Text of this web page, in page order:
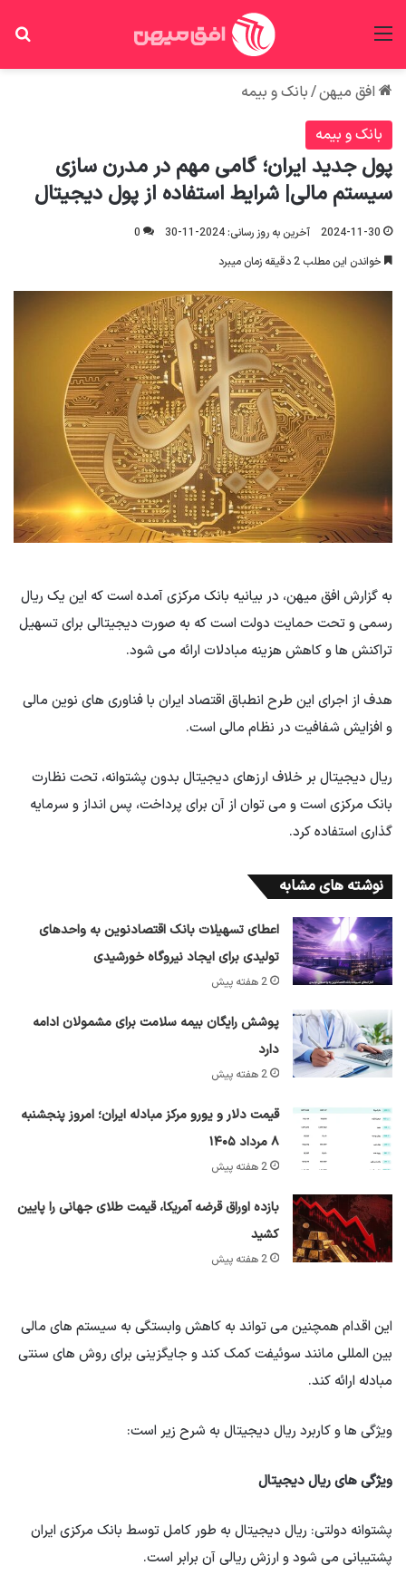
افق میهن/بانک و بیمه
بانک و بیمه
پول جدید ایران؛ گامی مهم در مدرن سازی
سیستم مالی| شرایط استفاده از پول دیجیتال
2024-11-30 آخرین به روز رسانی: 2024-11-30
0
خواندن این مطلب 2 دقیقه زمان میبرد
به گزارش افق میهن، در بیانیه بانک مرکزی آمده است که این یک ریال
رسمی و تحت حمایت دولت است که به صورت دیجیتالی برای تسهیل
تراکنش ها و کاهش هزینه مبادلات ارائه می شود.
هدف از اجرای این طرح انطباق اقتصاد ایران با فناوری های نوین مالی
و افزایش شفافیت در نظام مالی است.
ریال دیجیتال بر خلاف ارزهای دیجیتال بدون پشتوانه، تحت نظارت
بانک مرکزی است و می توان از آن برای پرداخت، پس انداز و سرمایه
گذاری استفاده کرد.
نوشته های مشابه
اعطای تسهیلات بانک اقتصادنوین به واحدهای
تولیدی برای ایجاد نیروگاه خورشیدی
2 هفته پیش
پوشش رایگان بیمه سلامت برای مشمولان ادامه
دارد
2 هفته پیش
قیمت دلار و یورو مرکز مبادله ایران؛ امروز پنجشنبه
۸ مرداد ۱۴۰۵
2 هفته پیش
بازده اوراق قرضه آمریکا، قیمت طلای جهانی را پایین
کشید
2 هفته پیش
این اقدام همچنین می تواند به کاهش وابستگی به سیستم های مالی
بین المللی مانند سوئیفت کمک کند و جایگزینی برای روش های سنتی
مبادله ارائه کند.
ویژگی ها و کاربرد ریال دیجیتال به شرح زیر است:
ویژگی های ریال دیجیتال
پشتوانه دولتی: ریال دیجیتال به طور کامل توسط بانک مرکزی ایران
پشتیبانی می شود و ارزش ریالی آن برابر است.